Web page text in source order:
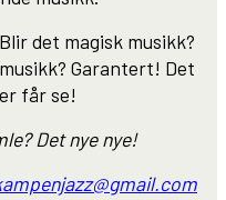
det magisk musikk?
Garantert! Det
får se!
Det nye nye!